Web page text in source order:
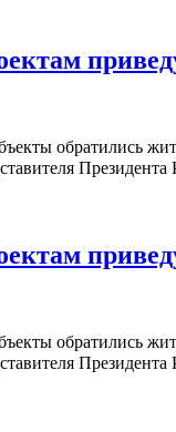
обратились
обратились